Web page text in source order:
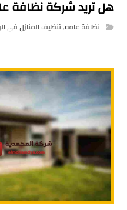
هل تريد شركة نظافة
نظافة عامه,تنظيف المنازل فى